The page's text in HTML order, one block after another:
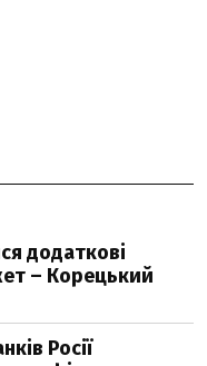
додаткові
– Корецький
Росії